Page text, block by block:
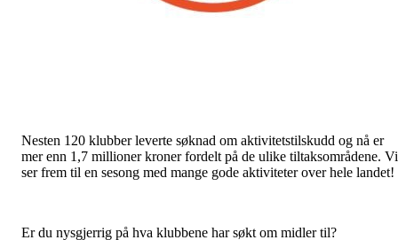
Nesten 120 klubber leverte søknad om aktivitetstilskudd og nå er
mer enn 1,7 millioner kroner fordelt på de ulike tiltaksområdene. Vi
ser frem til en sesong med mange gode aktiviteter over hele landet!
Er du nysgjerrig på hva klubbene har søkt om midler til?